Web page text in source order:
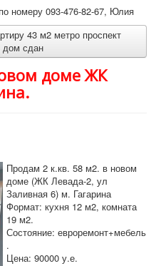
номеру 093-476-82-67, Юлия
43 м2 метро проспект
дом сдан
доме ЖК
Продам 2 к.кв. 58 м2. в новом
доме (ЖК Левада-2, ул
Заливная 6) м. Гагарина
Формат: кухня 12 м2, комната
19 м2.
Состояние: евроремонт+мебель
.
Цена: 90000 у.е.